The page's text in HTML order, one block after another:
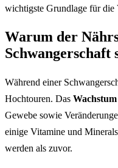
wichtigste Grundlage für die
Warum der
Schwangerschaft
Während einer
Hochtouren. Das
Gewebe sowie
einige Vitamine und
werden als zuvor.